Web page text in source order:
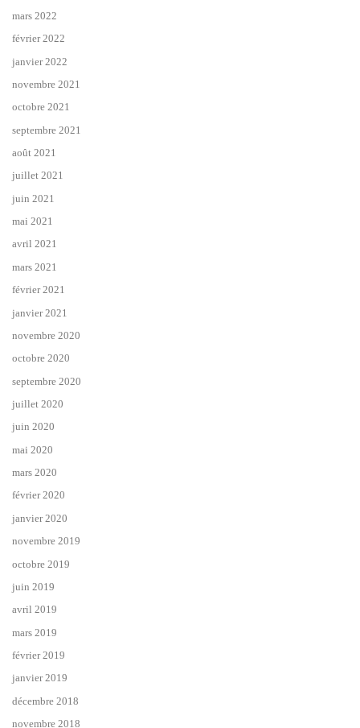
mars 2022
février 2022
janvier 2022
novembre 2021
octobre 2021
septembre 2021
août 2021
juillet 2021
juin 2021
mai 2021
avril 2021
mars 2021
février 2021
janvier 2021
novembre 2020
octobre 2020
septembre 2020
juillet 2020
juin 2020
mai 2020
mars 2020
février 2020
janvier 2020
novembre 2019
octobre 2019
juin 2019
avril 2019
mars 2019
février 2019
janvier 2019
décembre 2018
novembre 2018